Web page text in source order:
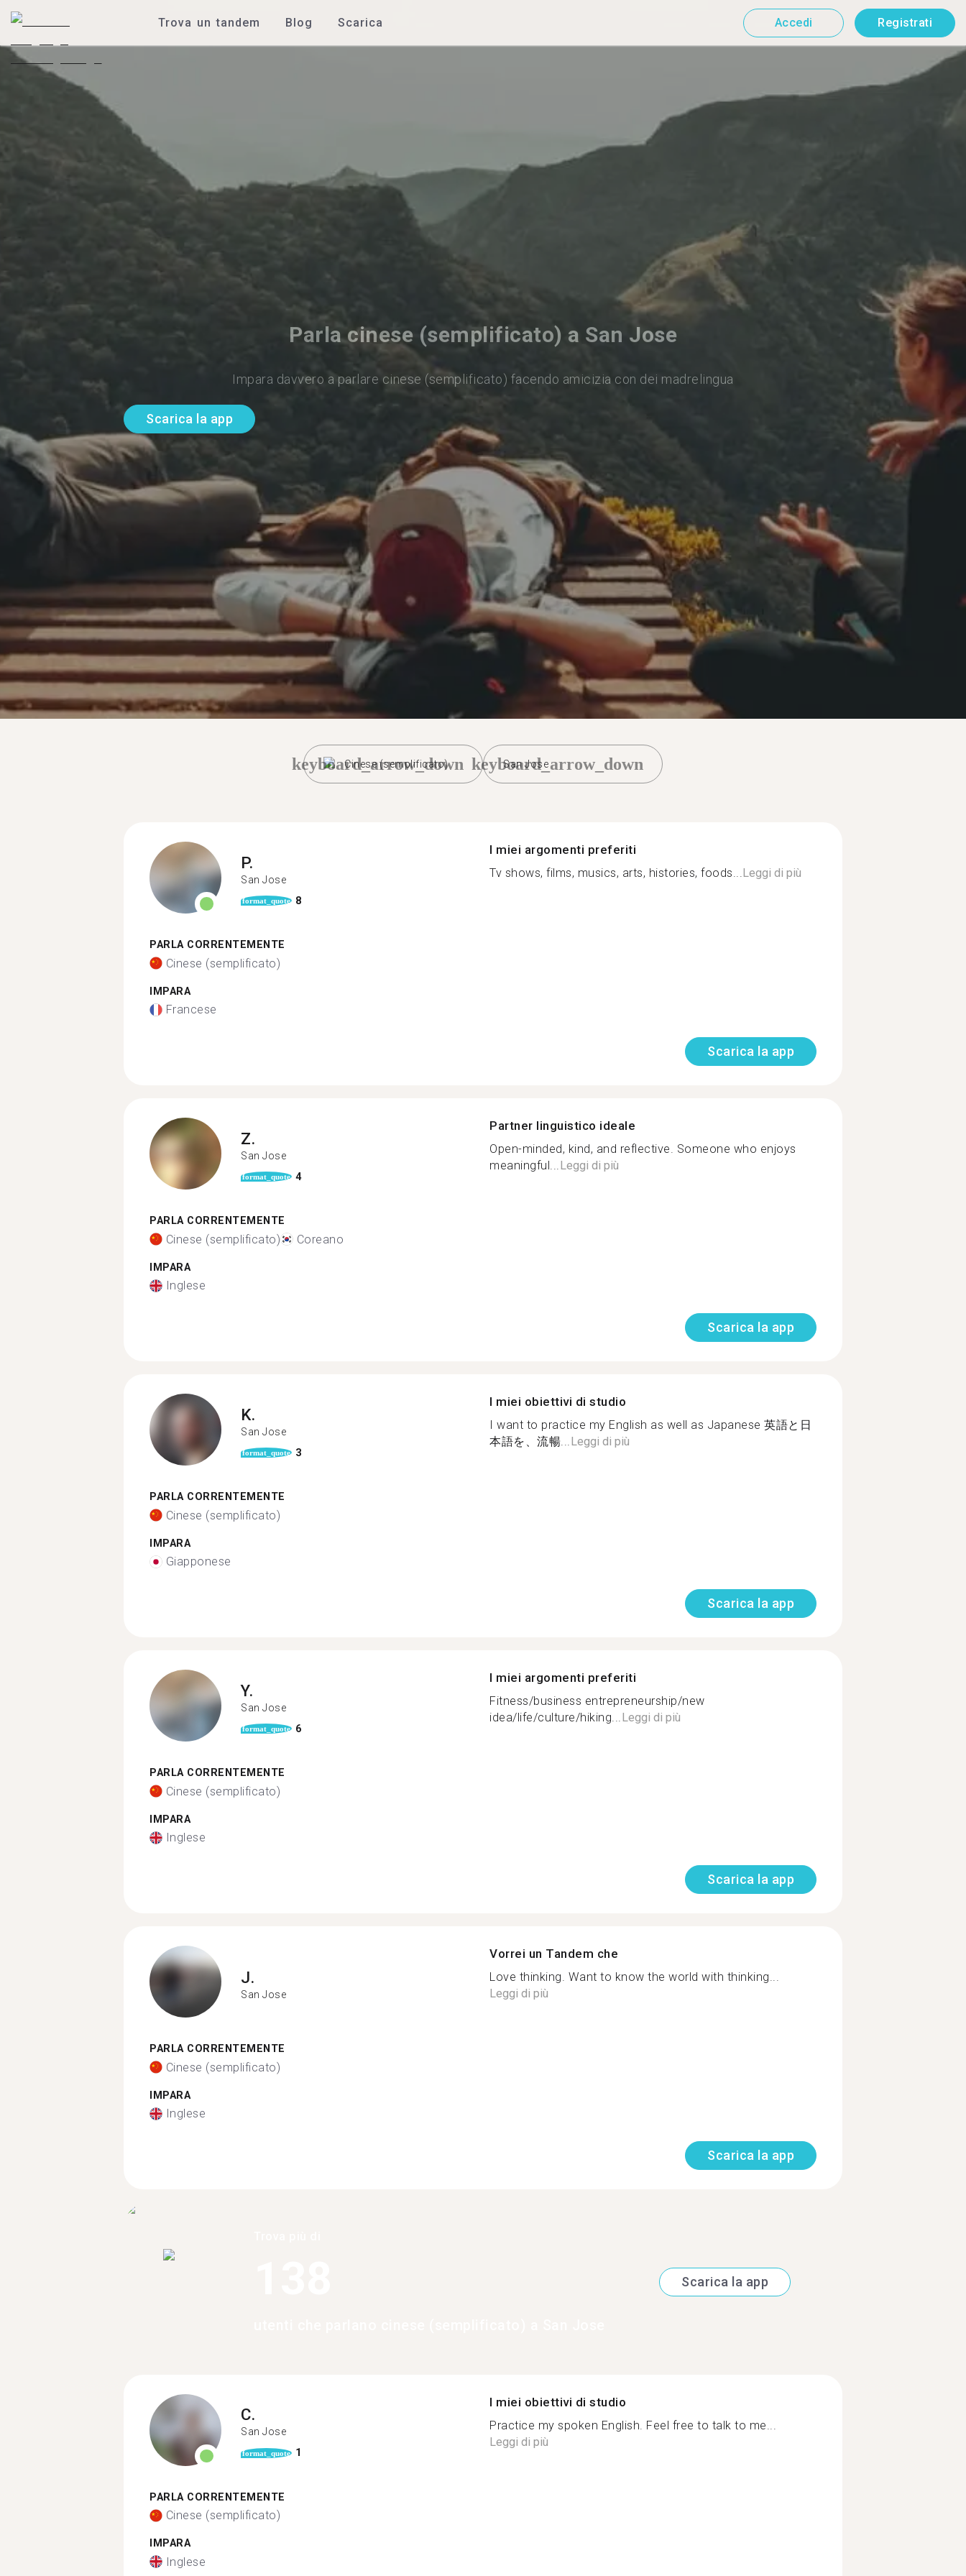
Trova un tandem Blog Scarica Accedi Registrati
Parla cinese (semplificato) a San Jose
Impara davvero a parlare cinese (semplificato) facendo amicizia con dei madrelingua
Scarica la app
Cinese (semplificato)
keyboard_arrow_down San Jose
keyboard_arrow_down
P.
San Jose
format_quote 8
PARLA CORRENTEMENTE
Cinese (semplificato)
IMPARA
Francese
I miei argomenti preferiti
Tv shows, films, musics, arts, histories, foods...Leggi di più
Scarica la app
Z.
San Jose
format_quote 4
PARLA CORRENTEMENTE
Cinese (semplificato) Coreano
IMPARA
Inglese
Partner linguistico ideale
Open-minded, kind, and reflective. Someone who enjoys
meaningful...Leggi di più
Scarica la app
K.
San Jose
format_quote 3
PARLA CORRENTEMENTE
Cinese (semplificato)
IMPARA
Giapponese
I miei obiettivi di studio
I want to practice my English as well as Japanese 英語と日
本語を、流暢...Leggi di più
Scarica la app
Y.
San Jose
format_quote 6
PARLA CORRENTEMENTE
Cinese (semplificato)
IMPARA
Inglese
I miei argomenti preferiti
Fitness/business entrepreneurship/new
idea/life/culture/hiking...Leggi di più
Scarica la app
J.
San Jose
PARLA CORRENTEMENTE
Cinese (semplificato)
IMPARA
Inglese
Vorrei un Tandem che
Love thinking. Want to know the world with thinking...
Leggi di più
Scarica la app
Scarica la app
C.
San Jose
format_quote 1
PARLA CORRENTEMENTE
Cinese (semplificato)
IMPARA
Inglese
I miei obiettivi di studio
Practice my spoken English. Feel free to talk to me...
Leggi di più